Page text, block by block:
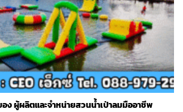
อง ผู้ผลิตและจำหน่ายสวนน้ำเป่าลมมืออาชีพ